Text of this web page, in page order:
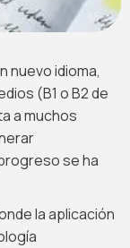
nuevo idioma,
(B1 o B2 de
a muchos
se ha
la aplicación